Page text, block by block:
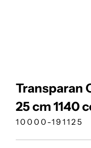
Transparan
25 cm 1140
10000-191125